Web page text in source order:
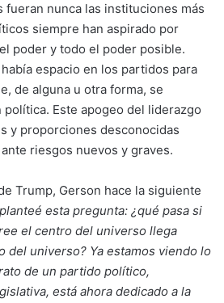
fueran nunca las instituciones más
siempre han aspirado por
poder y todo el poder posible.
espacio en los partidos para
de alguna u otra forma, se
política. Este apogeo del liderazgo
y proporciones desconocidas
riesgos nuevos y graves.
Trump, Gerson hace la siguiente
esta pregunta: ¿qué pasa si
el centro del universo llega
del universo? Ya estamos viendo lo
de un partido político,
está ahora dedicado a la